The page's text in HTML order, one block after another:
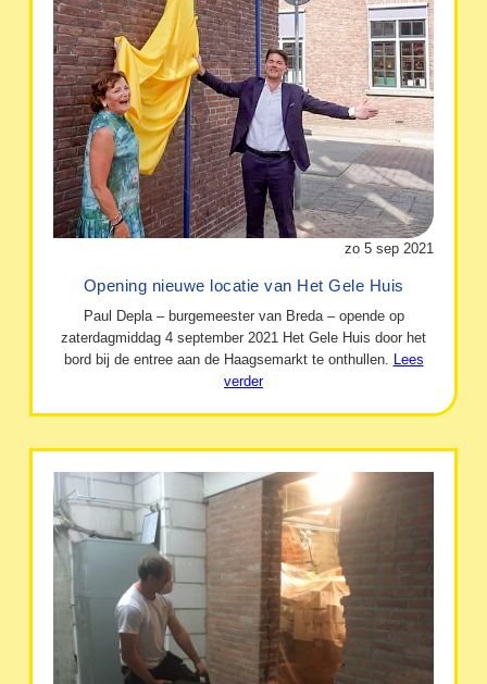
zo 5 sep 2021
Opening nieuwe locatie van Het Gele Huis
Paul Depla – burgemeester van Breda – opende op
zaterdagmiddag 4 september 2021 Het Gele Huis door het
bord bij de entree aan de Haagsemarkt te onthullen. Lees
verder